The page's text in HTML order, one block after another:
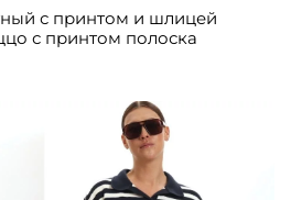
с принтом и шлицей
с принтом полоска